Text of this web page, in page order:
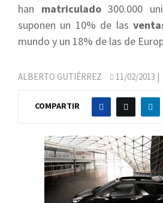
han matriculado300.000
suponen un 10% de las
mundo y un 18% de las de
ALBERTO GUTIÉRREZ 11/02/2013 |
COMPARTIR